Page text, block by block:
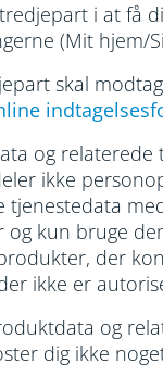
i at få
(Mit hjem/
skal
og
ikke
og kun bruge
der
ikke er
og
dig ikke